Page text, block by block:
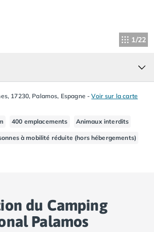
les Bains
Atlantiques
1/22
17230, Palamos, Espagne -Voir sur la carte
400 emplacements Animaux interdits
à mobilité réduite (hors hébergements)
du Camping
Palamos